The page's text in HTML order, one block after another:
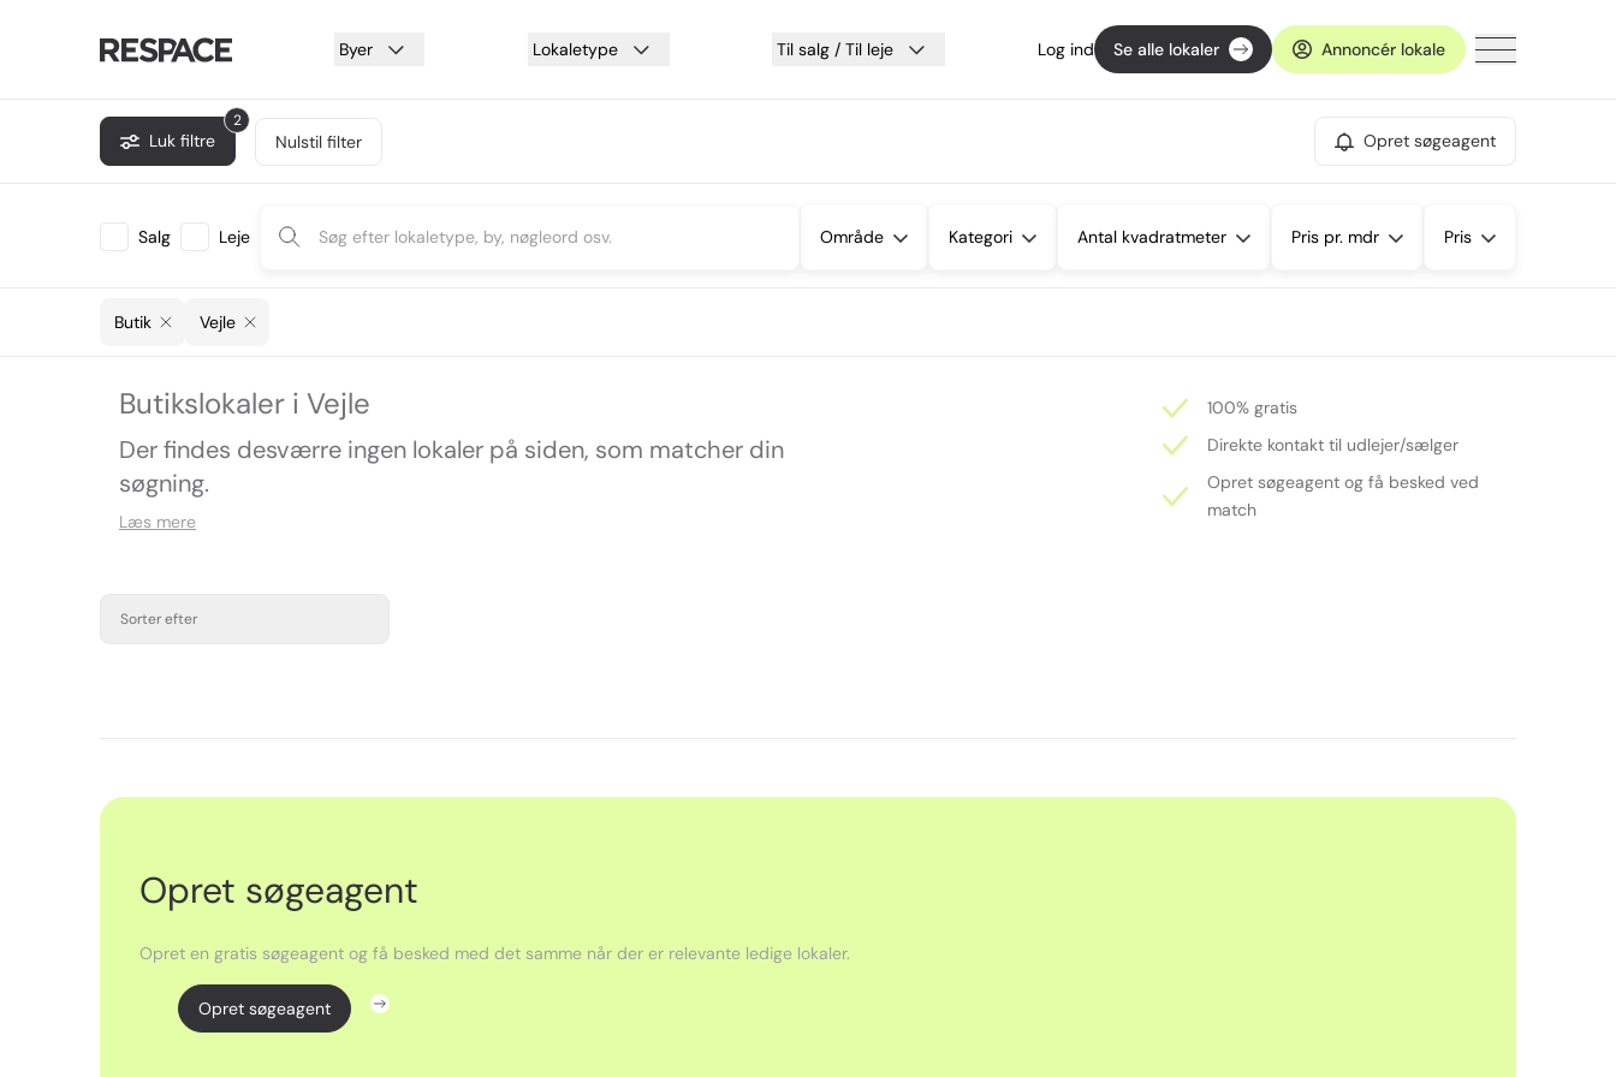
Byer Lokaletype Til salg / Til leje Log ind Se alle lokaler Annoncér lokale
2
Luk filtre Nulstil filter Opret søgeagent
Salg Leje Område Kategori Antal kvadratmeter Pris pr. mdr Pris
Butik Vejle
Butikslokaler i Vejle
Der findes desværre ingen lokaler på siden, som matcher din
søgning.
Læs mere
100% gratis
Direkte kontakt til udlejer/sælger
Opret søgeagent og få besked ved
match
Sorter efter
Opret søgeagent
Opret en gratis søgeagent og få besked med det samme når der er relevante ledige lokaler.
Opret søgeagent